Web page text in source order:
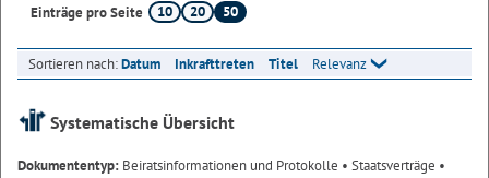
Einträge pro Seite
10 20 50
Sortieren nach:Datum Inkrafttreten Titel Relevanz
Systematische Übersicht
Dokumententyp: Beiratsinformationen und Protokolle • Staatsverträge •